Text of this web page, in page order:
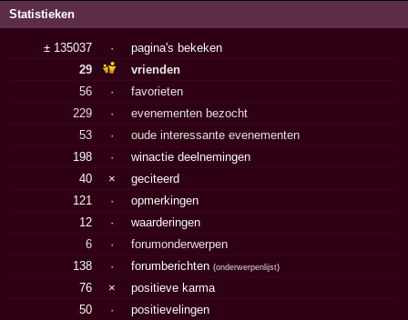
Statistieken
± 135037 ·
pagina's bekeken
29
vrienden
56
·
favorieten
229
·
evenementen bezocht
53
·
oude interessante evenementen
198
·
winactie deelnemingen
40
×
geciteerd
121
·
opmerkingen
12
·
waarderingen
6
·
forumonderwerpen
138
· forumberichten(onderwerpenlijst)
76 ×
positieve karma
50
·
positievelingen